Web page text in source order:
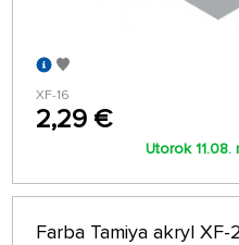
XF-16
2,29 €
Utorok
Farba Tamiya akryl XF-